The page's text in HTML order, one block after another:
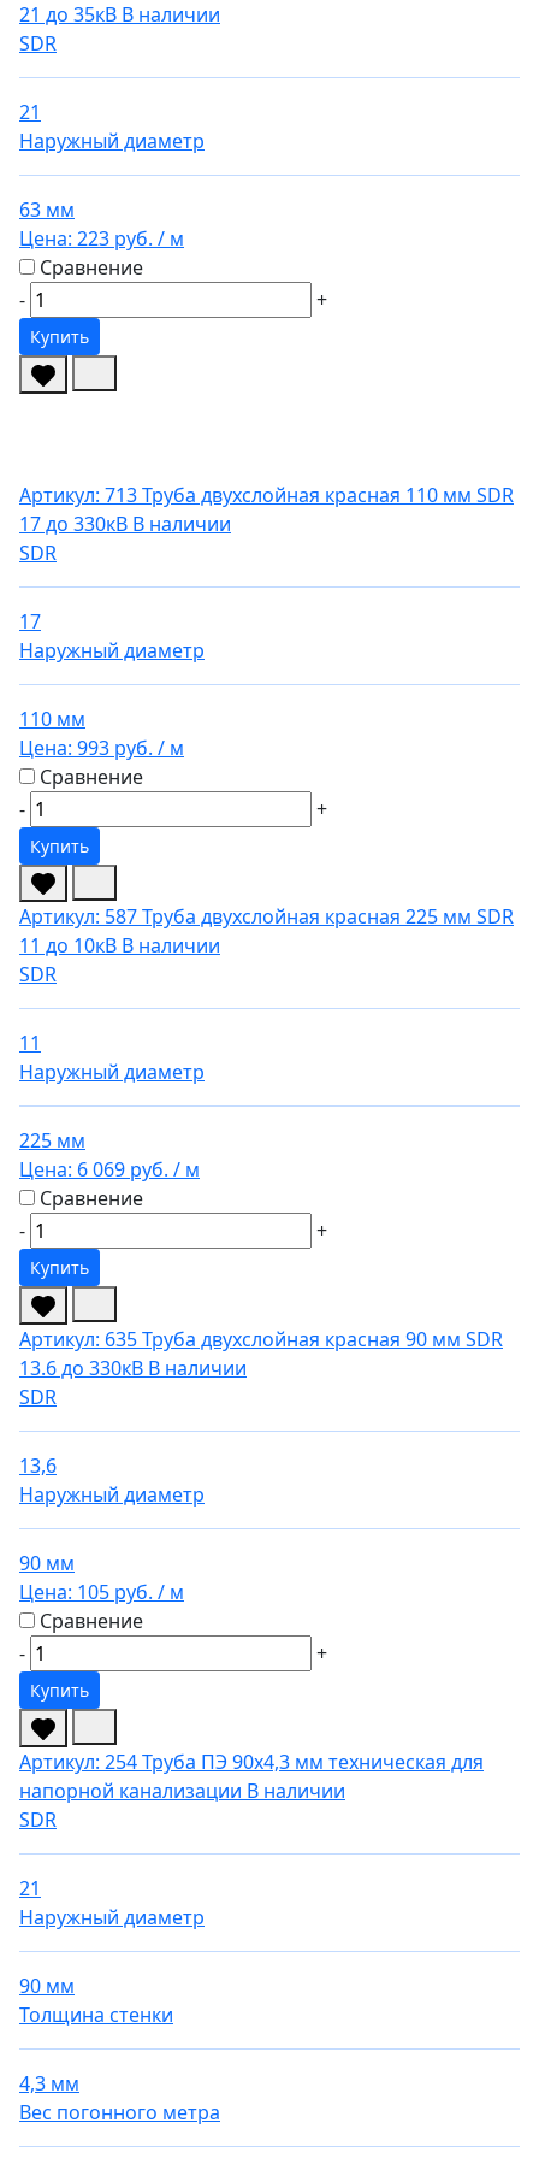
21 до 35кВ В наличии
SDR
21
Наружный диаметр
63 мм
Цена: 223 руб. / м
Сравнение
-
+
Купить
Артикул: 713Труба двухслойная красная 110 мм SDR
17 до 330кВ В наличии
SDR
17
Наружный диаметр
110 мм
Цена: 993 руб. / м
Сравнение
-
+
Купить
Артикул: 587Труба двухслойная красная 225 мм SDR
11 до 10кВ В наличии
SDR
11
Наружный диаметр
225 мм
Цена: 6 069 руб. / м
Сравнение
-
+
Купить
Артикул: 635Труба двухслойная красная 90 мм SDR
13.6 до 330кВ В наличии
SDR
13,6
Наружный диаметр
90 мм
Цена: 105 руб. / м
Сравнение
-
+
Купить
Артикул: 254Труба ПЭ 90х4,3 мм техническая для
напорной канализации В наличии
SDR
21
Наружный диаметр
90 мм
Толщина стенки
4,3 мм
Вес погонного метра